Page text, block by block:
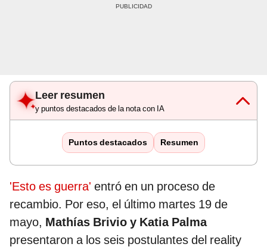
Leer resumen
y puntos destacados de la nota con IA
Puntos destacados Resumen
'Esto es guerra' entró en un proceso de
recambio. Por eso, el último martes 19 de
mayo, Mathías Brivio y Katia Palma
presentaron a los seis postulantes del reality